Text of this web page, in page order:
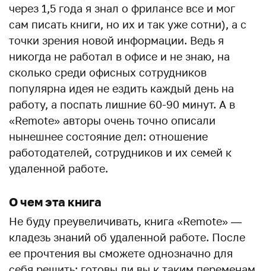
через 1,5 года я знал о фрилансе все и мог
сам писать книги, но их и так уже сотни), а с
точки зрения новой информации. Ведь я
никогда не работал в офисе и не знаю, на
сколько среди офисных сотрудников
популярна идея не ездить каждый день на
работу, а поспать лишние 60-90 минут. А в
«Remote» авторы очень точно описали
нынешнее состояние дел: отношение
работодателей, сотрудников и их семей к
удаленной работе.
О чем эта книга
Не буду преувеличивать, книга «Remote» —
кладезь знаний об удаленной работе. После
ее прочтения вы сможете однозначно для